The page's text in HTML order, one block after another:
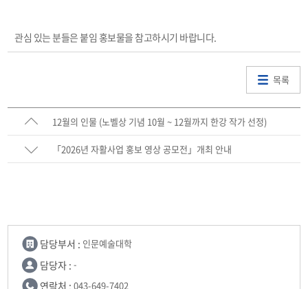
관심 있는 분들은 붙임 홍보물을 참고하시기 바랍니다.
목록
12월의 인물 (노벨상 기념 10월 ~ 12월까지 한강 작가 선정)
「2026년 자활사업 홍보 영상 공모전」개최 안내
담당부서 : 인문예술대학
담당자 : -
연락처 : 043-649-7402